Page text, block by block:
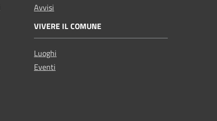
Avvisi
VIVERE IL COMUNE
Luoghi
Eventi